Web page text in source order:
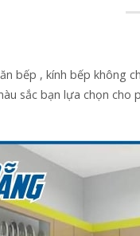
bếp , kính bếp không
sắc bạn lựa chọn cho